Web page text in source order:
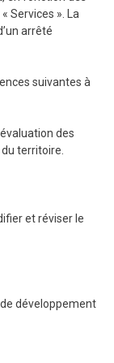
Services ». La
arrêté
suivantes à
des
territoire.
et réviser le
développement